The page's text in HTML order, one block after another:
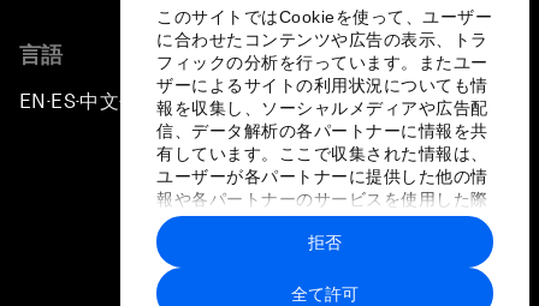
このサイトではCookieを使って、ユーザー
に合わせたコンテンツや広告の表示、トラ
フィックの分析を行っています。またユー
ザーによるサイトの利用状況についても情
報を収集し、ソーシャルメディアや広告配
信、データ解析の各パートナーに情報を共
有しています。ここで収集された情報は、
ユーザーが各パートナーに提供した他の情
報や各パートナーのサービスを使用した際
に収集された情報と組み合わされ、各パー
トナーによって使用されることがありま
す。
全て許可
拒否
言語
EN ▪ES▪中文▪ 日本語
プライバシーポリシーと利用規約